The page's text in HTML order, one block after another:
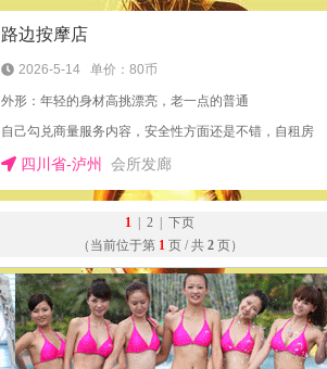
路边按摩店
2026-5-14单价：80币
外形：年轻的身材高挑漂亮，老一点的普通
自己勾兑商量服务内容，安全性方面还是不错，自租房
四川省-泸州 会所发廊
1 2
下页
（当前位于第 1页 / 共 2页）